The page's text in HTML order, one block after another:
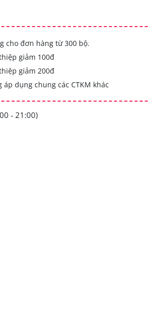
cho đơn hàng từ 300 bộ.
giảm 100đ
giảm 200đ
dụng chung các CTKM khác
- 21:00)